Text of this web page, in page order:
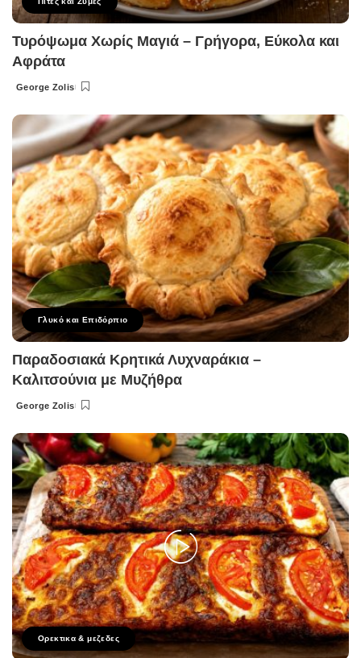
Τυρόψωμα Χωρίς Μαγιά – Γρήγορα, Εύκολα και
Αφράτα
Posted
George Zolis
Γλυκό και Επιδόρπιο
Παραδοσιακά Κρητικά Λυχναράκια –
Καλιτσούνια με Μυζήθρα
Posted
George Zolis
Ορεκτικα & μεζεδες